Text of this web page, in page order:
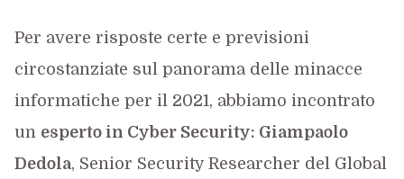
Per avere risposte certe e previsioni
circostanziate sul panorama delle minacce
informatiche per il 2021, abbiamo incontrato
un esperto in Cyber Security: Giampaolo
Dedola, Senior Security Researcher del Global